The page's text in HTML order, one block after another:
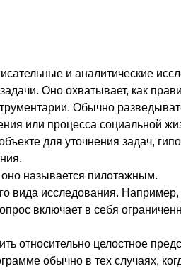
и аналитические
Оно охватывает, как
Обычно
или процесса социальной
для уточнения задач,
называется пилотажным.
вида исследования. Например,
включает в себя
относительно целостное
обычно в тех случаях,